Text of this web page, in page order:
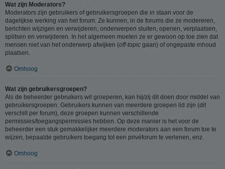
Wat zijn Moderators?
Moderators zijn gebruikers of gebruikersgroepen die in staan voor de
dagelijkse werking van het forum. Ze kunnen, in de forums die ze modereren,
berichten wijzigen en verwijderen; onderwerpen sluiten, openen, verplaatsen,
splitsen en verwijderen. In het algemeen moeten ze er gewoon op toe zien dat
mensen niet van het onderwerp afwijken (off-topic gaan) of ongepaste inhoud
plaatsen.
Omhoog
Wat zijn gebruikersgroepen?
Als de beheerder gebruikers wil groeperen, kan hij/zij dit doen door middel van
gebruikersgroepen. Gebruikers kunnen van meerdere groepen lid zijn (dit
verschilt per forum), deze groepen kunnen verschillende
permissies/toegangspermissies hebben. Op deze manier is het voor de
beheerder een stuk gemakkelijker meerdere moderators aan een forum toe te
wijzen, bepaalde gebruikers toegang tot een privéforum te verlenen, enz.
Omhoog